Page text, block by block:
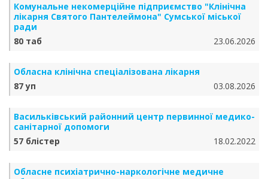
Комунальне некомерційне підприємство "Клінічна
лікарня Святого Пантелеймона" Сумської міської
ради
80 таб
23.06.2026
Обласна клінічна спеціалізована лікарня
87 уп
03.08.2026
Васильківський районний центр первинної медико-
санітарної допомоги
57 блістер
18.02.2022
Обласне психіатрично-наркологічне медичне